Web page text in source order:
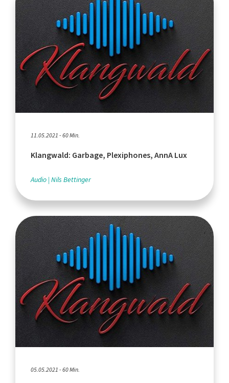
11.05.2021 - 60 Min.
Klangwald: Garbage, Plexiphones, AnnA Lux
Audio Nils Bettinger
05.05.2021 - 60 Min.